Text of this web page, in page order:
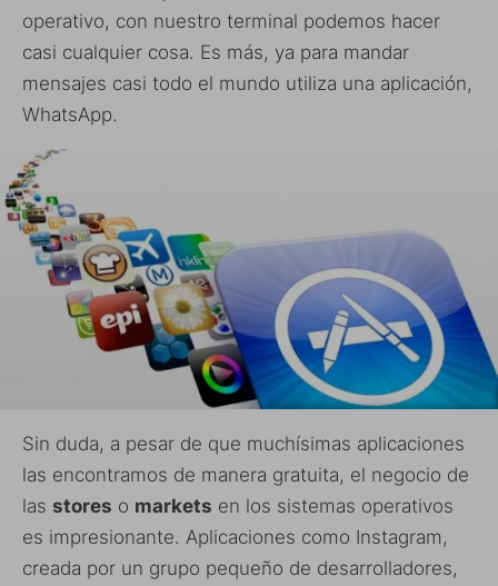
operativo, con nuestro terminal podemos hacer
casi cualquier cosa. Es más, ya para mandar
mensajes casi todo el mundo utiliza una aplicación,
WhatsApp.
Sin duda, a pesar de que muchísimas aplicaciones
las encontramos de manera gratuita, el negocio de
las stores o markets en los sistemas operativos
es impresionante. Aplicaciones como Instagram,
creada por un grupo pequeño de desarrolladores,